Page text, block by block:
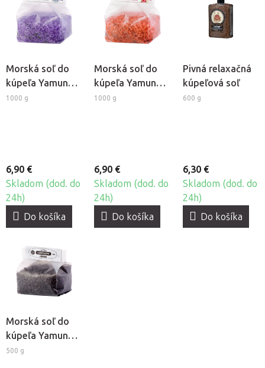
Morská soľ do
kúpeľa Yamuna -
Levanduľa
1000 g
6,90 €
Skladom (dod. do
24h)
Do košíka
Morská soľ do
kúpeľa Yamuna -
Granátové jablko
1000 g
6,90 €
Skladom (dod. do
24h)
Do košíka
Pivná relaxačná
kúpeľová soľ
600 g
6,30 €
Skladom (dod. do
24h)
Do košíka
Morská soľ do
kúpeľa Yamuna -
Bahno z oblasti
500 g